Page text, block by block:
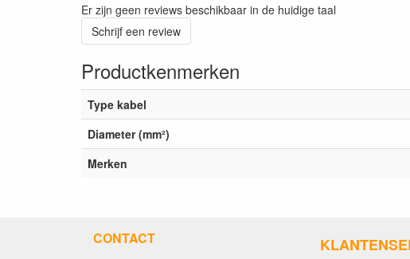
Er zijn geen reviews beschikbaar in de huidige taal
Schrijf een review
Productkenmerken
Type kabel
Diameter (mm²)
Merken
CONTACT